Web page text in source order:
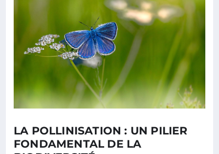
LA POLLINISATION : UN PILIER
FONDAMENTAL DE LA